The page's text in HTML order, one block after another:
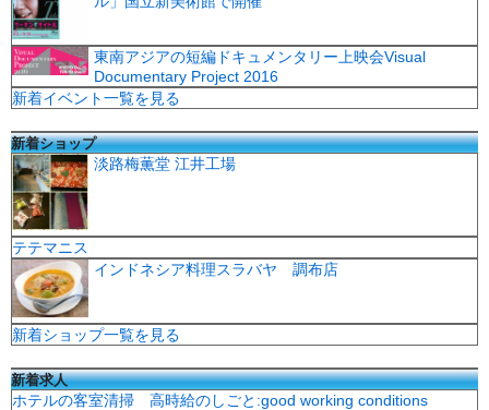
東南アジアの短編ドキュメンタリー上映会Visual
Documentary Project 2016
新着イベント一覧を見る
新着ショップ
淡路梅薫堂 江井工場
テテマニス
インドネシア料理スラバヤ 調布店
新着ショップ一覧を見る
新着求人
ホテルの客室清掃 高時給のしごと:good working conditions